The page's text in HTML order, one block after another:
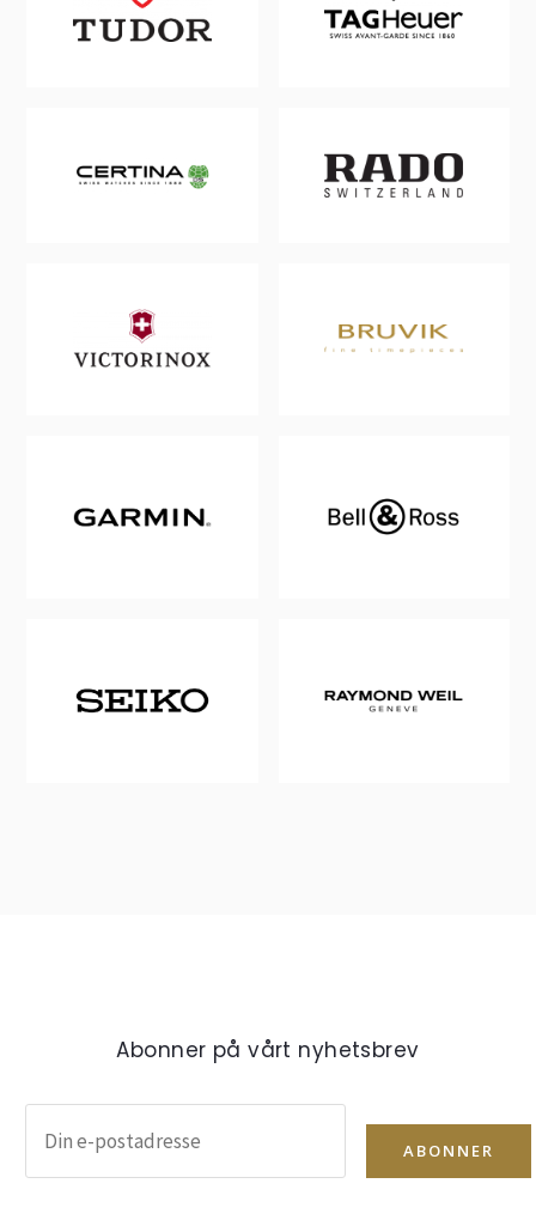
Abonner på vårt nyhetsbrev
ABONNER